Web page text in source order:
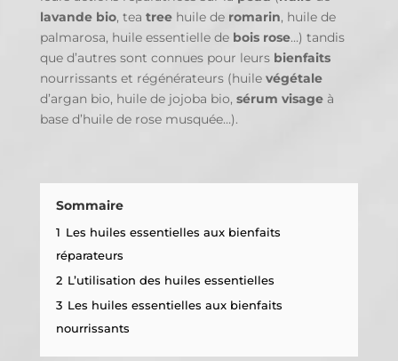
lavande bio, tea treehuile de romarin, huile de
palmarosa, huile essentielle de bois rose…) tandis
que d’autres sont connues pour leurs bienfaits
nourrissants et régénérateurs (huile végétale
d’argan bio, huile de jojoba bio, sérum visageà
base d’huile de rose musquée…).
Sommaire
1 Les huiles essentielles aux bienfaits
réparateurs
2 L’utilisation des huiles essentielles
3 Les huiles essentielles aux bienfaits
nourrissants